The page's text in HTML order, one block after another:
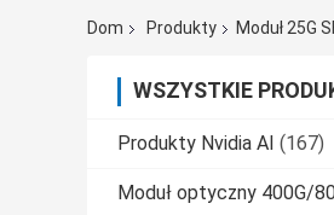
Dom Produkty Moduł 25G
WSZYSTKIE
Produkty Nvidia AI (167)
Moduł optyczny 400G/